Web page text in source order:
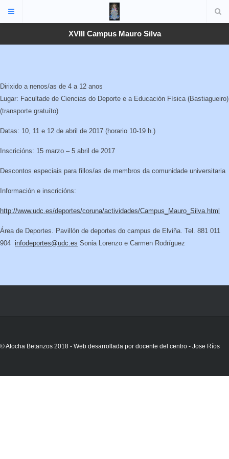
XVIII Campus Mauro Silva
Dirixido a nenos/as de 4 a 12 anos
Lugar: Facultade de Ciencias do Deporte e a Educación Física (Bastiagueiro)
(transporte gratuíto)
Datas: 10, 11 e 12 de abril de 2017 (horario 10-19 h.)
Inscricións: 15 marzo – 5 abril de 2017
Descontos especiais para fillos/as de membros da comunidade universitaria
Información e inscricións:
http://www.udc.es/deportes/coruna/actividades/Campus_Mauro_Silva.html
Área de Deportes. Pavillón de deportes do campus de Elviña. Tel. 881 011
904 infodeportes@udc.es Sonia Lorenzo e Carmen Rodríguez
© Atocha Betanzos 2018 - Web desarrollada por docente del centro - Jose Ríos